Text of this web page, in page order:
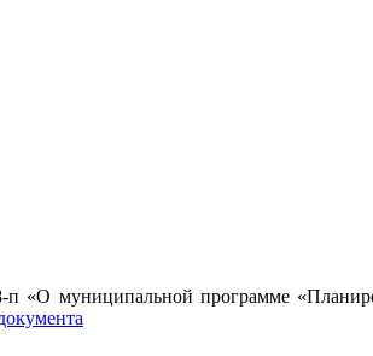
«О муниципальной программе